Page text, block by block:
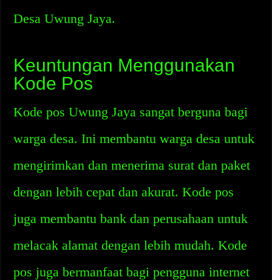
Desa Uwung Jaya.
Keuntungan Menggunakan
Kode Pos
Kode pos Uwung Jaya sangat berguna bagi
warga desa. Ini membantu warga desa untuk
mengirimkan dan menerima surat dan paket
dengan lebih cepat dan akurat. Kode pos
juga membantu bank dan perusahaan untuk
melacak alamat dengan lebih mudah. Kode
pos juga bermanfaat bagi pengguna internet